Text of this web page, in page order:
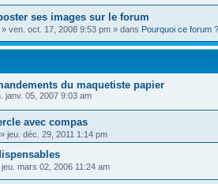
ses images sur le forum
» ven. oct. 17, 2008 9:53 pm » dans Pourquoi ce forum ?
du maquetiste papier
janv. 05, 2007 9:03 am
avec compas
» jeu. déc. 29, 2011 1:14 pm
jeu. mars 02, 2006 11:24 am